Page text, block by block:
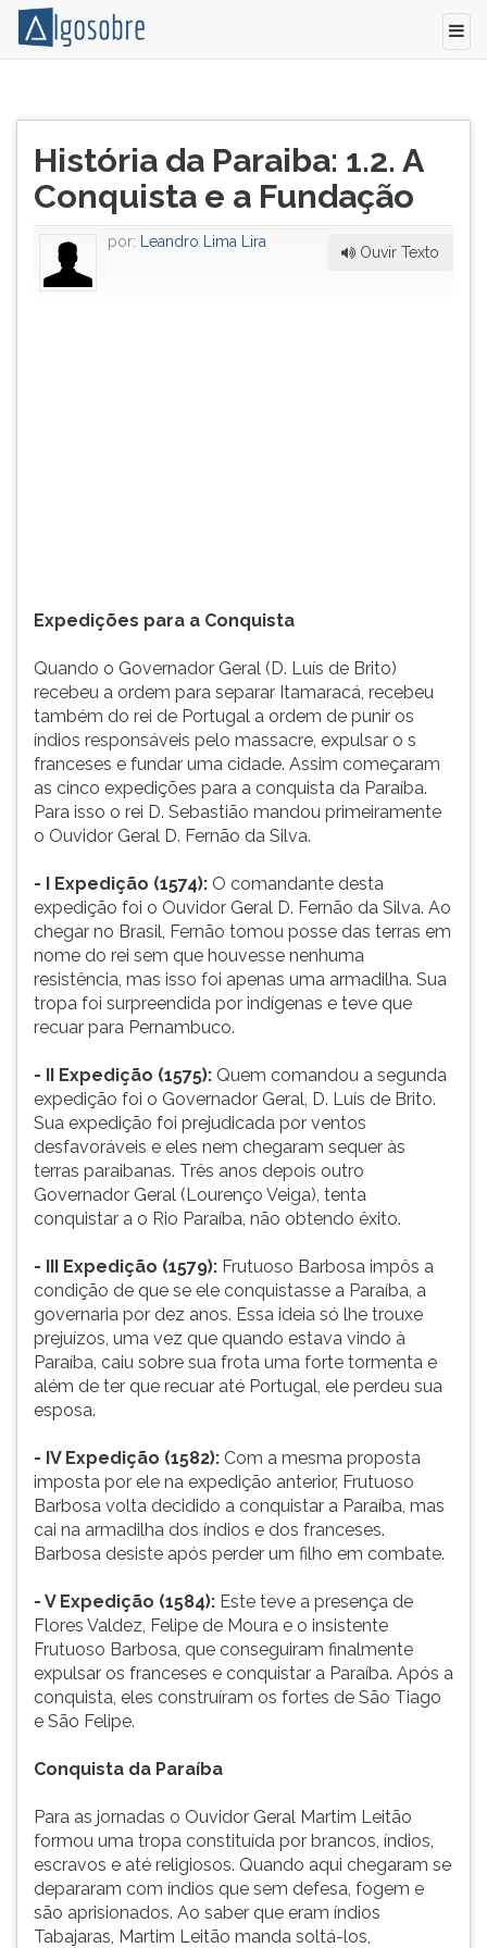
para
Conquista
Quando
Governador
TAB
depois
conteúdo
pausar
leitura
pressione
(primeira
tecla
esquerda
continuar
pressione
(primeira
tecla
Para
menu
principal
tecla
depois
Pressione
ouvir
essa
instrução
novamente.
do
artigo:
História da Paraiba: 1.2. A
Conquista e a Fundação
Ouvir Texto
por: Leandro Lima Lira
Expedições para a Conquista
Quando o Governador Geral (D. Luís de Brito)
recebeu a ordem para separar Itamaracá, recebeu
também do rei de Portugal a ordem de punir os
índios responsáveis pelo massacre, expulsar o s
franceses e fundar uma cidade. Assim começaram
as cinco expedições para a conquista da Paraíba.
Para isso o rei D. Sebastião mandou primeiramente
o Ouvidor Geral D. Fernão da Silva.
- I Expedição (1574): O comandante desta
expedição foi o Ouvidor Geral D. Fernão da Silva. Ao
chegar no Brasil, Fernão tomou posse das terras em
nome do rei sem que houvesse nenhuma
resistência, mas isso foi apenas uma armadilha. Sua
tropa foi surpreendida por indígenas e teve que
recuar para Pernambuco.
- II Expedição (1575): Quem comandou a segunda
expedição foi o Governador Geral, D. Luís de Brito.
Sua expedição foi prejudicada por ventos
desfavoráveis e eles nem chegaram sequer às
terras paraibanas. Três anos depois outro
Governador Geral (Lourenço Veiga), tenta
conquistar a o Rio Paraíba, não obtendo êxito.
- III Expedição (1579): Frutuoso Barbosa impôs a
condição de que se ele conquistasse a Paraíba, a
governaria por dez anos. Essa ideia só lhe trouxe
prejuízos, uma vez que quando estava vindo à
Paraíba, caiu sobre sua frota uma forte tormenta e
além de ter que recuar até Portugal, ele perdeu sua
esposa.
- IV Expedição (1582): Com a mesma proposta
imposta por ele na expedição anterior, Frutuoso
Barbosa volta decidido a conquistar a Paraíba, mas
cai na armadilha dos índios e dos franceses.
Barbosa desiste após perder um filho em combate.
- V Expedição (1584): Este teve a presença de
Flores Valdez, Felipe de Moura e o insistente
Frutuoso Barbosa, que conseguiram finalmente
expulsar os franceses e conquistar a Paraíba. Após a
conquista, eles construíram os fortes de São Tiago
e São Felipe.
Conquista da Paraíba
Para as jornadas o Ouvidor Geral Martim Leitão
formou uma tropa constituída por brancos, índios,
escravos e até religiosos. Quando aqui chegaram se
depararam com índios que sem defesa, fogem e
são aprisionados. Ao saber que eram índios
Tabajaras, Martim Leitão manda soltá-los,